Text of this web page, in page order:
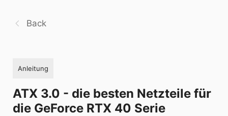
Back
Anleitung
ATX 3.0 - die besten Netzteile für
die GeForce RTX 40 Serie